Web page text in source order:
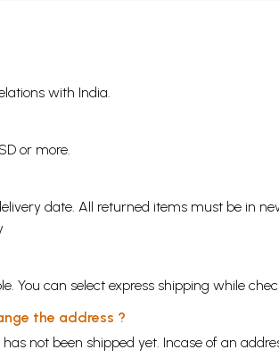
with India.
or more.
date. All returned items must be in
You can select express shipping while
the address ?
not been shipped yet. Incase of an